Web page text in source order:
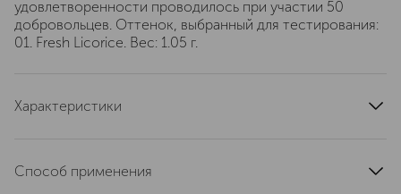
удовлетворенности проводилось при участии 50
добровольцев. Оттенок, выбранный для тестирования:
01. Fresh Licorice. Вес: 1.05 г.
Характеристики
Способ применения